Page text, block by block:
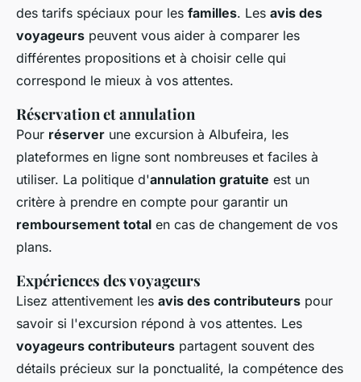
des tarifs spéciaux pour les familles. Les avis des
voyageurs peuvent vous aider à comparer les
différentes propositions et à choisir celle qui
correspond le mieux à vos attentes.
Réservation et annulation
Pour réserver une excursion à Albufeira, les
plateformes en ligne sont nombreuses et faciles à
utiliser. La politique d'annulation gratuite est un
critère à prendre en compte pour garantir un
remboursement total en cas de changement de vos
plans.
Expériences des voyageurs
Lisez attentivement les avis des contributeurs pour
savoir si l'excursion répond à vos attentes. Les
voyageurs contributeurs partagent souvent des
détails précieux sur la ponctualité, la compétence des